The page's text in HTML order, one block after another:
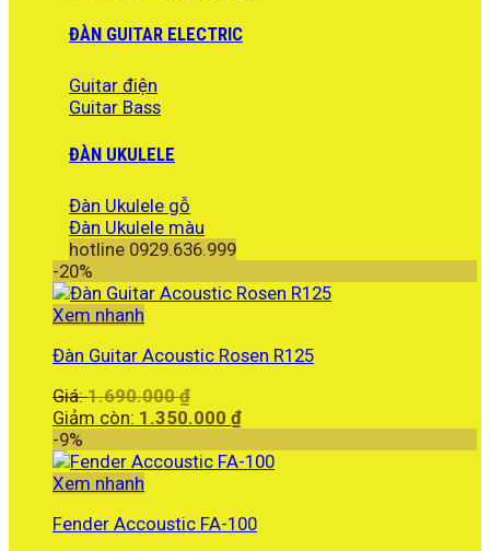
ĐÀN GUITAR ELECTRIC
Guitar điện
Guitar Bass
ĐÀN UKULELE
Đàn Ukulele gỗ
Đàn Ukulele màu
hotline 0929.636.999
-20%
Xem nhanh
Đàn Guitar Acoustic Rosen R125
Giá:1.690.000₫
gốc
1.690.000 ₫.
Giảm còn: 1.350.000 ₫Giá
tại
-9%
Xem nhanh
Fender Accoustic FA-100